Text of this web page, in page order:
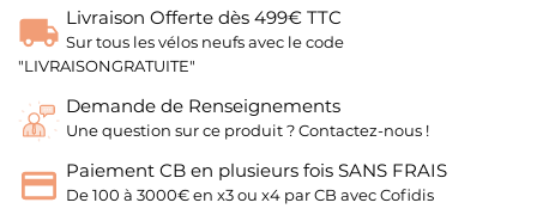
Livraison Offerte dès 499€ TTC
Sur tous les vélos neufs avec le code
"LIVRAISONGRATUITE"
Demande de Renseignements
Une question sur ce produit ? Contactez-nous !
Paiement CB en plusieurs fois SANS FRAIS
De 100 à 3000€ en x3 ou x4 par CB avec Cofidis